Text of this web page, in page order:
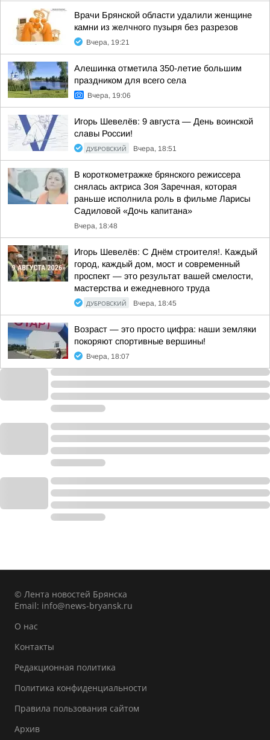
Врачи Брянской области удалили женщине
камни из желчного пузыря без разрезов
Вчера, 19:21
Алешинка отметила 350-летие большим
праздником для всего села
Вчера, 19:06
Игорь Шевелёв: 9 августа — День воинской
славы России!
ДУБРОВСКИЙ Вчера, 18:51
В короткометражке брянского режиссера
снялась актриса Зоя Заречная, которая
раньше исполнила роль в фильме Ларисы
Садиловой «Дочь капитана»
Вчера, 18:48
Игорь Шевелёв: С Днём строителя!. Каждый
город, каждый дом, мост и современный
проспект — это результат вашей смелости,
мастерства и ежедневного труда
ДУБРОВСКИЙ Вчера, 18:45
Возраст — это просто цифра: наши земляки
покоряют спортивные вершины!
Вчера, 18:07
© Лента новостей Брянска
Email: info@news-bryansk.ru
О нас
Контакты
Редакционная политика
Политика конфиденциальности
Правила пользования сайтом
Архив